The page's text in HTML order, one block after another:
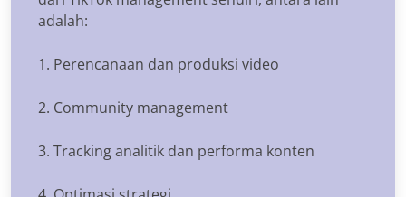
adalah:
1. Perencanaan dan produksi video
2. Community management
3. Tracking analitik dan performa konten